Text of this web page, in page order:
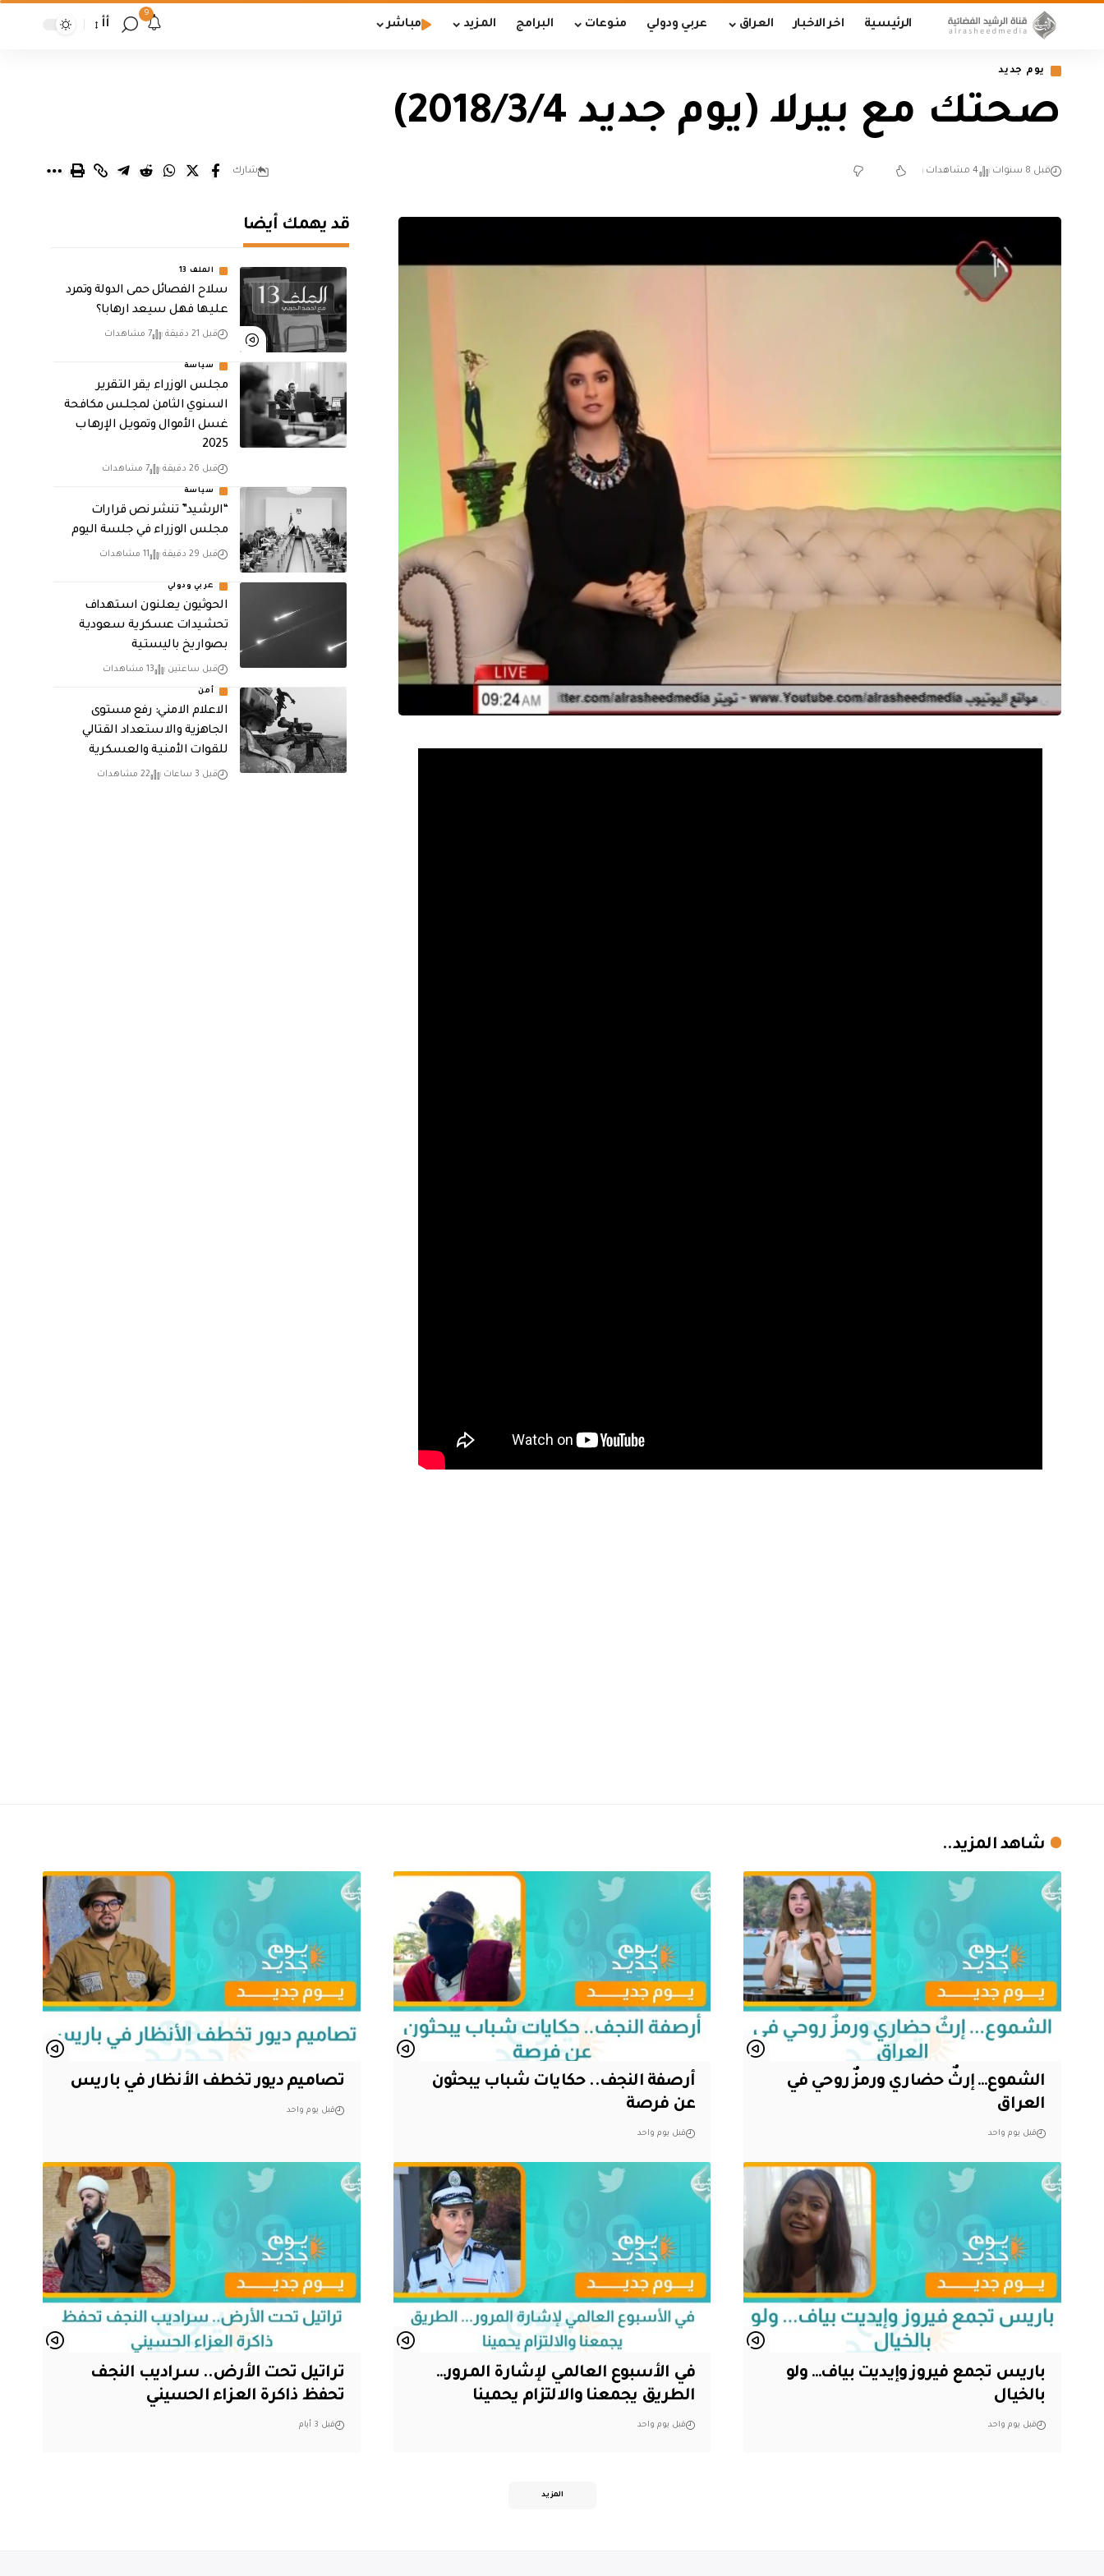
الرئيسية اخر الاخبار العراق عربي ودولي منوعات البرامج المزيد مباشر
9
أأ
يوم جديد
صحتك مع بيرلا (يوم جديد 2018/3/4)
قبل 8 سنوات 4 مشاهدات شارك
قد يهمك أيضا
الملف 13
سلاح الفصائل حمى الدولة وتمرد
عليها فهل سيعد ارهابا؟
قبل 21 دقيقة 7 مشاهدات
سياسة
مجلس الوزراء يقر التقرير
السنوي الثامن لمجلـس مكافحة
غسل الأموال وتمويـل الإرهـاب
2025
قبل 26 دقيقة 7 مشاهدات
سياسة
“الرشيد” تنشر نص قرارات
مجلس الوزراء في جلسة اليوم
قبل 29 دقيقة 11 مشاهدات
عربي ودولي
الحوثيون يعلنون استهداف
تحشيدات عسكرية سعودية
بصواريخ باليستية
قبل ساعتين 13 مشاهدات
أمن
الاعلام الامني: رفع مستوى
الجاهزية والاستعداد القتالي
للقوات الأمنية والعسكرية
قبل 3 ساعات 22 مشاهدات
شاهد المزيد..
الشموع… إرثٌ حضاري ورمزٌ روحي في
العراق
قبل يوم واحد
أرصفة النجف.. حكايات شباب يبحثون
عن فرصة
قبل يوم واحد
تصاميم ديور تخطف الأنظار في باريس
قبل يوم واحد
باريس تجمع فيروز وإيديت بياف… ولو
بالخيال
قبل يوم واحد
في الأسبوع العالمي لإشارة المرور…
الطريق يجمعنا والالتزام يحمينا
قبل يوم واحد
تراتيل تحت الأرض.. سراديب النجف
تحفظ ذاكرة العزاء الحسيني
قبل 3 أيام
المزيد